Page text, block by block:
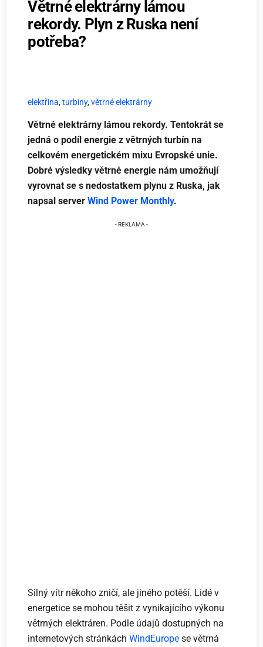
Větrné elektrárny lámou
rekordy. Plyn z Ruska není
potřeba?
elektřina,turbíny,větrné elektrárny
Větrné elektrárny lámou rekordy. Tentokrát se
jedná o podíl energie z větrných turbín na
celkovém energetickém mixu Evropské unie.
Dobré výsledky větrné energie nám umožňují
vyrovnat se s nedostatkem plynu z Ruska, jak
napsal serverWind Power Monthly.
Silný vítr někoho zničí, ale jiného potěší. Lidé v
energetice se mohou těšit z vynikajícího výkonu
větrných elektráren. Podle údajů dostupných na
internetových stránkáchWindEurope se větrná